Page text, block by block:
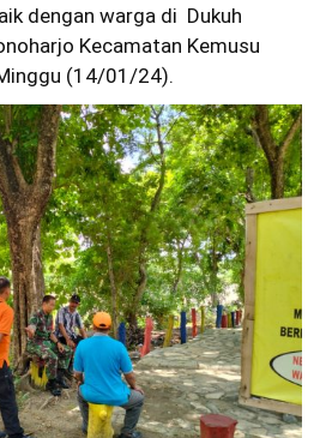
dengan warga di Dukuh
Kecamatan Kemusu
(14/01/24).